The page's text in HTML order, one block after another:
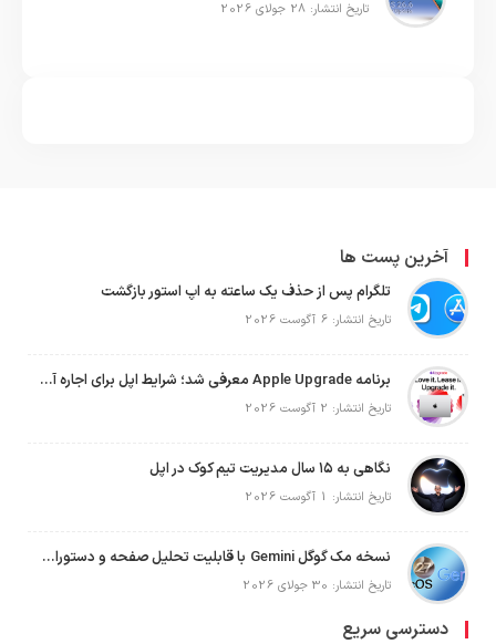
تاریخ انتشار: 28 جولای 2026
آخرین پست ها
تلگرام پس از حذف یک ساعته به اپ استور بازگشت
تاریخ انتشار: 6 آگوست 2026
برنامه Apple Upgrade معرفی شد؛ شرایط اپل برای اجاره آیفون، آیپد، مک و اپل واچ
تاریخ انتشار: 2 آگوست 2026
نگاهی به ۱۵ سال مدیریت تیم کوک در اپل
تاریخ انتشار: 1 آگوست 2026
نسخه مک گوگل Gemini با قابلیت تحلیل صفحه و دستورات صوتی در به‌روزرسانی جدید
تاریخ انتشار: 30 جولای 2026
دسترسی سریع